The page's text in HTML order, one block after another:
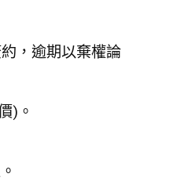
，逾期以棄權論
)。